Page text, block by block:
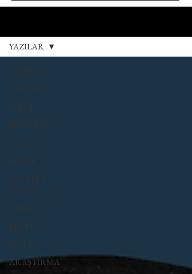
YAZILAR
ENGLISH
SERGİ
RÖPORTAJ
YORUM
HABER
GÖSTERİ
SANATLARI
ARŞİV
EDEBİYAT
SİNEMA
ARAŞTIRMA
YAZILAR